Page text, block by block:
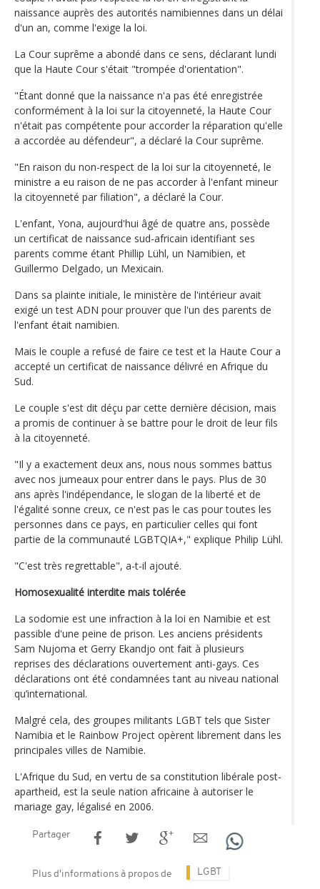
naissance auprès des autorités namibiennes dans un délai
d'un an, comme l'exige la loi.
La Cour suprême a abondé dans ce sens, déclarant lundi
que la Haute Cour s'était "trompée d'orientation".
"Étant donné que la naissance n'a pas été enregistrée
conformément à la loi sur la citoyenneté, la Haute Cour
n'était pas compétente pour accorder la réparation qu'elle
a accordée au défendeur", a déclaré la Cour suprême.
"En raison du non-respect de la loi sur la citoyenneté, le
ministre a eu raison de ne pas accorder à l'enfant mineur
la citoyenneté par filiation", a déclaré la Cour.
L'enfant, Yona, aujourd'hui âgé de quatre ans, possède
un certificat de naissance sud-africain identifiant ses
parents comme étant Phillip Lühl, un Namibien, et
Guillermo Delgado, un Mexicain.
Dans sa plainte initiale, le ministère de l'intérieur avait
exigé un test ADN pour prouver que l'un des parents de
l'enfant était namibien.
Mais le couple a refusé de faire ce test et la Haute Cour a
accepté un certificat de naissance délivré en Afrique du
Sud.
Le couple s'est dit déçu par cette dernière décision, mais
a promis de continuer à se battre pour le droit de leur fils
à la citoyenneté.
"Il y a exactement deux ans, nous nous sommes battus
avec nos jumeaux pour entrer dans le pays. Plus de 30
ans après l'indépendance, le slogan de la liberté et de
l'égalité sonne creux, ce n'est pas le cas pour toutes les
personnes dans ce pays, en particulier celles qui font
partie de la communauté LGBTQIA+," explique Philip Lühl.
"C'est très regrettable", a-t-il ajouté.
Homosexualité interdite mais tolérée
La sodomie est une infraction à la loi en Namibie et est
passible d'une peine de prison. Les anciens présidents
Sam Nujoma et Gerry Ekandjo ont fait à plusieurs
reprises des déclarations ouvertement anti-gays. Ces
déclarations ont été condamnées tant au niveau national
qu’international.
Malgré cela, des groupes militants LGBT tels que Sister
Namibia et le Rainbow Project opèrent librement dans les
principales villes de Namibie.
L'Afrique du Sud, en vertu de sa constitution libérale post-
apartheid, est la seule nation africaine à autoriser le
mariage gay, légalisé en 2006.
Partager
Plus d'informations à propos de LGBT